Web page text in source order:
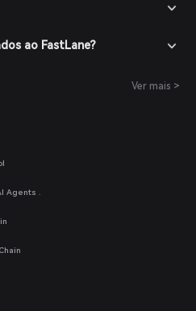
ao FastLane?
Ver mais >
Agents .